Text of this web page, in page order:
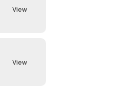
View
View